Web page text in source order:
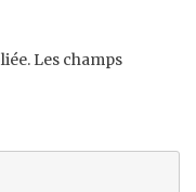
Les champs